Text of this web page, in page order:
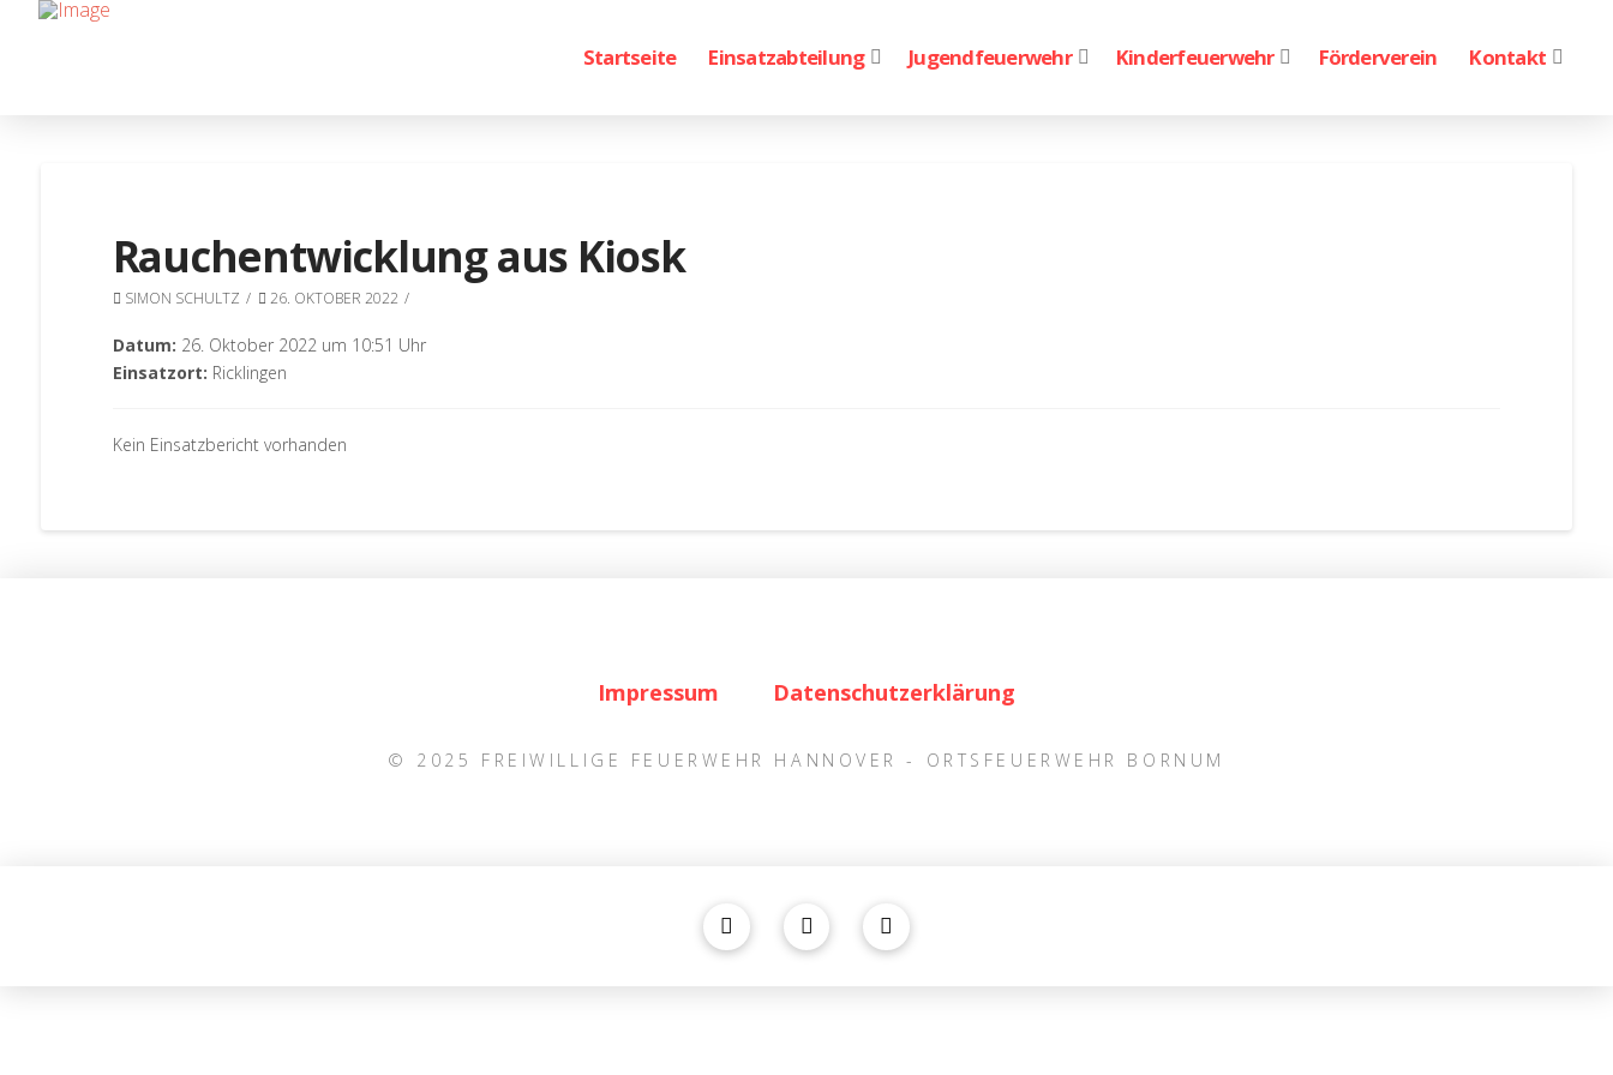
Startseite Einsatzabteilung Jugendfeuerwehr Kinderfeuerwehr Förderverein Kontakt
Rauchentwicklung aus Kiosk
SIMON SCHULTZ 26. OKTOBER 2022
Datum: 26. Oktober 2022 um 10:51 Uhr
Einsatzort: Ricklingen
Kein Einsatzbericht vorhanden
Impressum Datenschutzerklärung
© 2025 FREIWILLIGE FEUERWEHR HANNOVER - ORTSFEUERWEHR BORNUM